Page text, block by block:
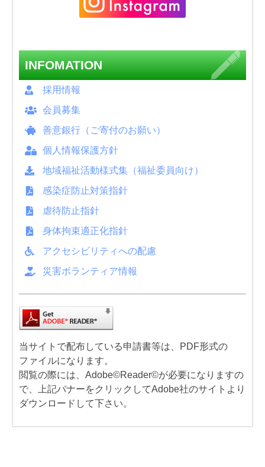
INFOMATION
採用情報
会員募集
善意銀行（ご寄付のお願い）
個人情報保護方針
地域福祉活動様式集（福祉委員向け）
感染症防止対策指針
虐待防止指針
身体拘束適正化指針
アクセシビリティへの配慮
災害ボランティア情報
当サイトで配布している申請書等は、PDF形式の
ファイルになります。
閲覧の際には、Adobe©Reader©が必要になりますの
で、上記バナーをクリックしてAdobe社のサイトより
ダウンロードして下さい。